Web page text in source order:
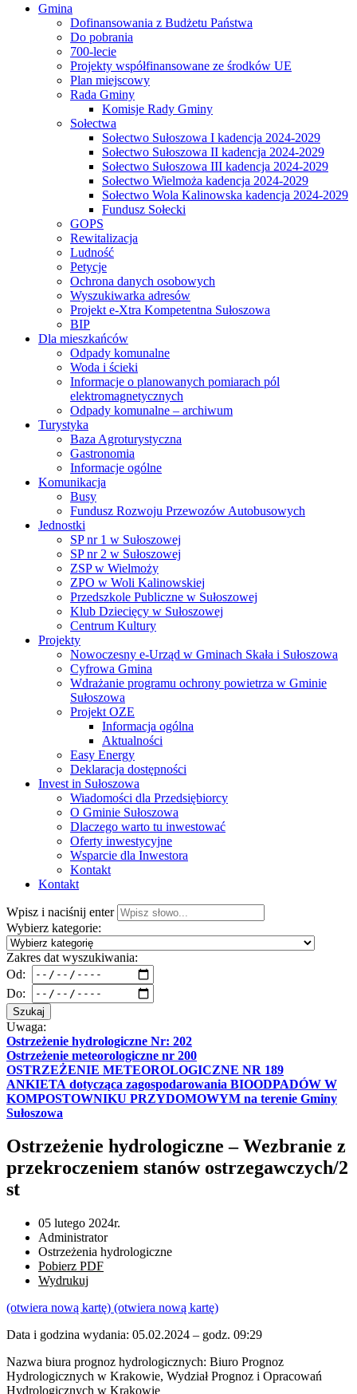
Gmina
Dofinansowania z Budżetu Państwa
Do pobrania
700-lecie
Projekty współfinansowane ze środków UE
Plan miejscowy
Rada Gminy
Komisje Rady Gminy
Sołectwa
Sołectwo Sułoszowa I kadencja 2024-2029
Sołectwo Sułoszowa II kadencja 2024-2029
Sołectwo Sułoszowa III kadencja 2024-2029
Sołectwo Wielmoża kadencja 2024-2029
Sołectwo Wola Kalinowska kadencja 2024-2029
Fundusz Sołecki
GOPS
Rewitalizacja
Ludność
Petycje
Ochrona danych osobowych
Wyszukiwarka adresów
Projekt e-Xtra Kompetentna Sułoszowa
BIP
Dla mieszkańców
Odpady komunalne
Woda i ścieki
Informacje o planowanych pomiarach pól
elektromagnetycznych
Odpady komunalne – archiwum
Turystyka
Baza Agroturystyczna
Gastronomia
Informacje ogólne
Komunikacja
Busy
Fundusz Rozwoju Przewozów Autobusowych
Jednostki
SP nr 1 w Sułoszowej
SP nr 2 w Sułoszowej
ZSP w Wielmoży
ZPO w Woli Kalinowskiej
Przedszkole Publiczne w Sułoszowej
Klub Dziecięcy w Sułoszowej
Centrum Kultury
Projekty
Nowoczesny e-Urząd w Gminach Skała i Sułoszowa
Cyfrowa Gmina
Wdrażanie programu ochrony powietrza w Gminie
Sułoszowa
Projekt OZE
Informacja ogólna
Aktualności
Easy Energy
Deklaracja dostępności
Invest in Sułoszowa
Wiadomości dla Przedsiębiorcy
O Gminie Sułoszowa
Dlaczego warto tu inwestować
Oferty inwestycyjne
Wsparcie dla Inwestora
Kontakt
Kontakt
Wpisz i naciśnij enter
Wybierz kategorie:
Zakres dat wyszukiwania:
Od:
Do:
Szukaj
Uwaga:
Ostrzeżenie hydrologiczne Nr: 202
Ostrzeżenie meteorologiczne nr 200
OSTRZEŻENIE METEOROLOGICZNE NR 189
ANKIETA dotycząca zagospodarowania BIOODPADÓW W
KOMPOSTOWNIKU PRZYDOMOWYM na terenie Gminy
Sułoszowa
Ostrzeżenie hydrologiczne – Wezbranie z
przekroczeniem stanów ostrzegawczych/2
st
05 lutego 2024r.
Administrator
Ostrzeżenia hydrologiczne
Pobierz PDF
Wydrukuj
(otwiera nową kartę) (otwiera nową kartę)
Data i godzina wydania: 05.02.2024 – godz. 09:29
Nazwa biura prognoz hydrologicznych: Biuro Prognoz
Hydrologicznych w Krakowie, Wydział Prognoz i Opracowań
Hydrologicznych w Krakowie